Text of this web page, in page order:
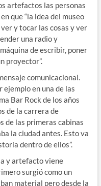
artefactos las personas
que “la idea del museo
y tocar las cosas y ver
una radio y
de escribir, poner
proyector”.
comunicacional.
en una de las
Bar Rock de los años
de la carrera de
de las primeras cabinas
la ciudad antes. Esto va
dentro de ellos”.
y artefacto viene
surgió como un
material pero desde la